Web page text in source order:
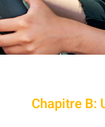
ChapitreB: